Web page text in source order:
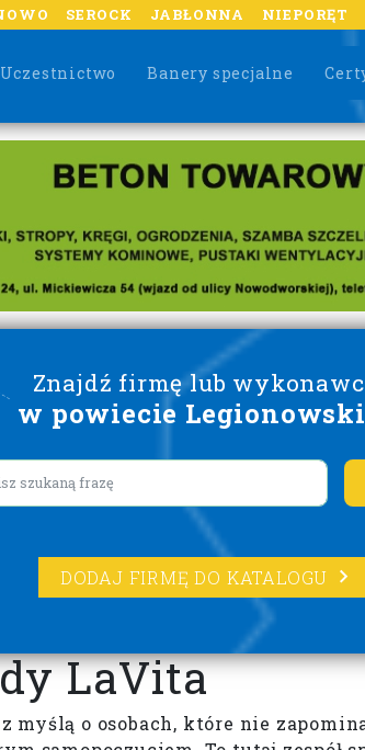
SEROCK JABŁONNA NIEPORĘT
Uczestnictwo Banery specjalne
Znajdź firmę lub
w powiecie
ipsum
DODAJ FIRMĘ DO KATALOGU
LaVita
o osobach, które nie